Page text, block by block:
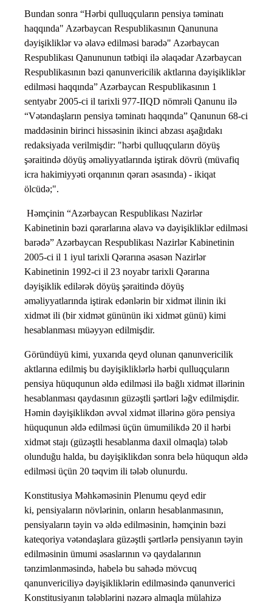
Bundan sonra “Hərbi qulluqçuların pensiya təminatı
haqqında" Azərbaycan Respublikasının Qanununa
dəyişikliklər və əlavə edilməsi barədə" Azərbaycan
Respublikası Qanununun tətbiqi ilə əlaqədar Azərbaycan
Respublikasının bəzi qanunvericilik aktlarına dəyişikliklər
edilməsi haqqında” Azərbaycan Respublikasının 1
sentyabr 2005-ci il tarixli 977-IIQD nömrəli Qanunu ilə
“Vətəndaşların pensiya təminatı haqqında” Qanunun 68-ci
maddəsinin birinci hissəsinin ikinci abzası aşağıdakı
redaksiyada verilmişdir: "hərbi qulluqçuların döyüş
şəraitində döyüş əməliyyatlarında iştirak dövrü (müvafiq
icra hakimiyyəti orqanının qərarı əsasında) - ikiqat
ölcüdə;".
Həmçinin “Azərbaycan Respublikası Nazirlər
Kabinetinin bəzi qərarlarına əlavə və dəyişikliklər edilməsi
barədə” Azərbaycan Respublikası Nazirlər Kabinetinin
2005-ci il 1 iyul tarixli Qərarına əsasən Nazirlər
Kabinetinin 1992-ci il 23 noyabr tarixli Qərarına
dəyişiklik edilərək döyüş şəraitində döyüş
əməliyyatlarında iştirak edənlərin bir xidmət ilinin iki
xidmət ili (bir xidmət gününün iki xidmət günü) kimi
hesablanması müəyyən edilmişdir.
Göründüyü kimi, yuxarıda qeyd olunan qanunvericilik
aktlarına edilmiş bu dəyişikliklərlə hərbi qulluqçuların
pensiya hüququnun əldə edilməsi ilə bağlı xidmət illərinin
hesablanması qaydasının güzəştli şərtləri ləğv edilmişdir.
Həmin dəyişiklikdən əvvəl xidmət illərinə görə pensiya
hüququnun əldə edilməsi üçün ümumilikdə 20 il hərbi
xidmət stajı (güzəştli hesablanma daxil olmaqla) tələb
olunduğu halda, bu dəyişiklikdən sonra belə hüququn əldə
edilməsi üçün 20 təqvim ili tələb olunurdu.
Konstitusiya Məhkəməsinin Plenumu qeyd edir
ki, pensiyaların növlərinin, onların hesablanmasının,
pensiyaların təyin və əldə edilməsinin, həmçinin bəzi
kateqoriya vətəndaşlara güzəştli şərtlərlə pensiyanın təyin
edilməsinin ümumi əsaslarının və qaydalarının
tənzimlənməsində, habelə bu sahədə mövcuq
qanunvericiliyə dəyişikliklərin edilməsində qanunverici
Konstitusiyanın tələblərini nəzərə almaqla mülahizə